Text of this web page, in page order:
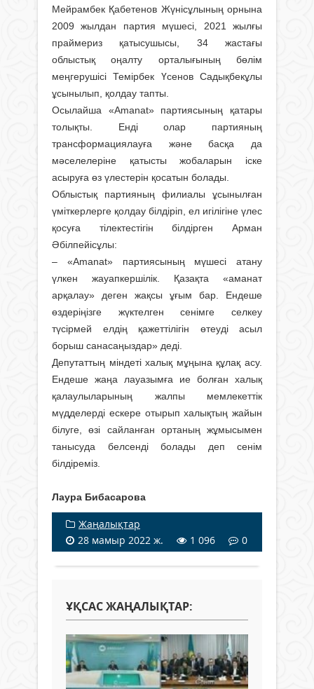
Мейрамбек Қабетенов Жүнісұлының орнына
2009 жылдан партия мүшесі, 2021 жылғы
праймериз қатысушысы, 34 жастағы
облыстық оңалту орталығының бөлім
меңгерушісі Темірбек Үсенов Садықбекұлы
ұсынылып, қолдау тапты.
Осылайша «Amanat» партиясының қатары
толықты. Енді олар партияның
трансформациялауға және басқа да
мәселелеріне қатысты жобаларын іске
асыруға өз үлестерін қосатын болады.
Облыстық партияның филиалы ұсынылған
үміткерлерге қолдау білдіріп, ел игілігіне үлес
қосуға тілектестігін білдірген Арман
Әбілпейісұлы:
– «Amanat» партиясының мүшесі атану
үлкен жауапкершілік. Қазақта «аманат
арқалау» деген жақсы ұғым бар. Ендеше
өздеріңізге жүктелген сенімге селкеу
түсірмей елдің қажеттілігін өтеуді асыл
борыш санасаңыздар» деді.
Депутаттың міндеті халық мұңына құлақ асу.
Ендеше жаңа лауазымға ие болған халық
қалаулыларының жалпы мемлекеттiк
мүдделердi ескере отырып халықтың жайын
білуге, өзi сайланған ортаның жұмысымен
танысуда белсенді болады деп сенім
білдіреміз.
Лаура Бибасарова
Жаңалықтар
28 мамыр 2022 ж.
1 096 0
ҰҚСАС ЖАҢАЛЫҚТАР: